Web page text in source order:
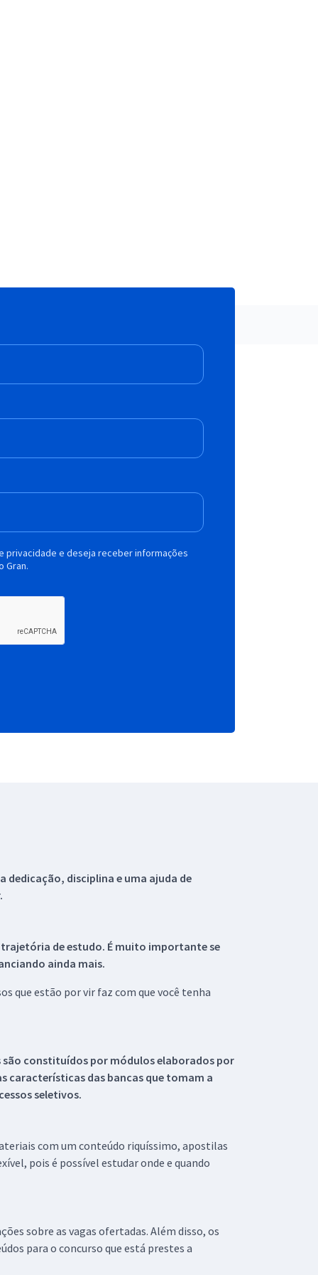
privacidade e deseja receber informações
Gran.
dedicação, disciplina e uma ajuda de
de estudo. É muito importante se
ainda mais.
que estão por vir faz com que você tenha
são constituídos por módulos elaborados por
características das bancas que tomam a
seletivos.
com um conteúdo riquíssimo, apostilas
pois é possível estudar onde e quando
sobre as vagas ofertadas. Além disso, os
para o concurso que está prestes a